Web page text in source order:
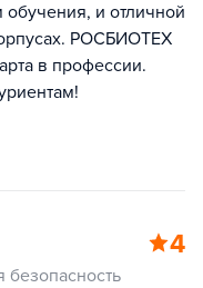
и отличной
РОСБИОТЕХ
в профессии.
4